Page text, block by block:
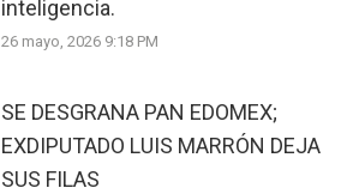
inteligencia.
26 mayo, 2026 9:18 PM
SE DESGRANA PAN EDOMEX;
EXDIPUTADO LUIS MARRÓN DEJA
SUS FILAS